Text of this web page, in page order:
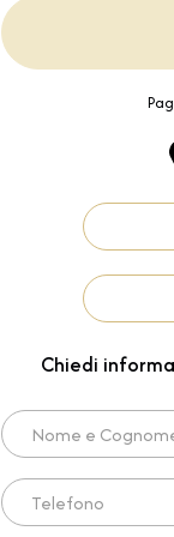
Chiedi
Nome e Cognome*
Telefono